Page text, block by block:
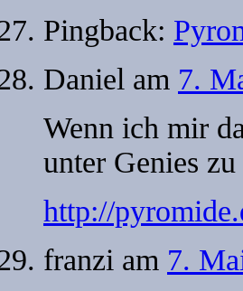
Pingback:
Daniel am 7.
Wenn ich mir
unter Genies
http://
franzi am 7.